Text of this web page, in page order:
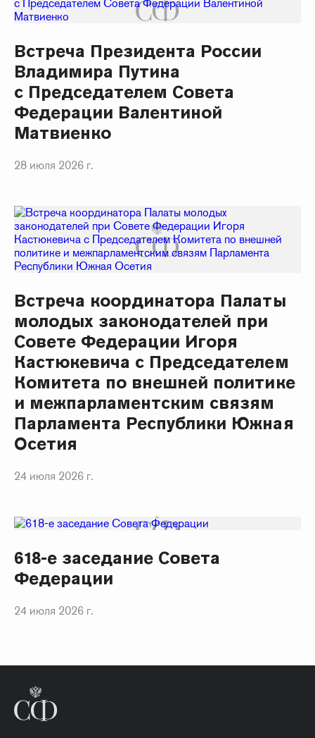
Встреча Президента России
Владимира Путина
с Председателем Совета
Федерации Валентиной
Матвиенко
28 июля 2026 г.
Встреча координатора Палаты
молодых законодателей при
Совете Федерации Игоря
Кастюкевича с Председателем
Комитета по внешней политике
и межпарламентским связям
Парламента Республики Южная
Осетия
24 июля 2026 г.
618-е заседание Совета
Федерации
24 июля 2026 г.